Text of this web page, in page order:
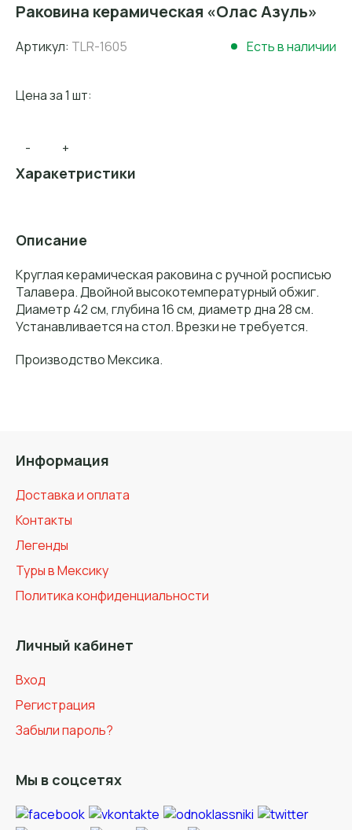
Раковина керамическая «Олас Азуль»
Артикул: TLR-1605 Есть в наличии
Цена за 1 шт:
- +
Харакетристики
Описание
Круглая керамическая раковина с ручной росписью
Талавера. Двойной высокотемпературный обжиг.
Диаметр 42 см, глубина 16 см, диаметр дна 28 см.
Устанавливается на стол. Врезки не требуется.
Производство Мексика.
Информация
Доставка и оплата
Контакты
Легенды
Туры в Мексику
Политика конфиденциальности
Личный кабинет
Вход
Регистрация
Забыли пароль?
Мы в соцсетях